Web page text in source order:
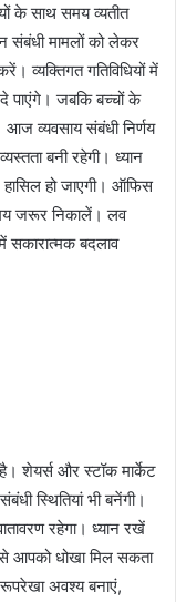
के साथ समय व्यतीत
मामलों को लेकर
व्यक्तिगत गतिविधियों में
पाएंगे। जबकि बच्चों के
व्यवसाय संबंधी निर्णय
बनी रहेगी। ध्यान
हासिल हो जाएगी। ऑफिस
जरूर निकालें। लव
सकारात्मक बदलाव
शेयर्स और स्टॉक मार्केट
स्थितियां भी बनेंगी।
रहेगा। ध्यान रखें
आपको धोखा मिल सकता
अवश्य बनाएं,